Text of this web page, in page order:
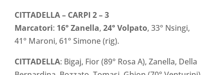
CITTADELLA – CARPI 2 – 3
Marcatori: 16° Zanella, 24° Volpato, 33° Nsingi,
41° Maroni, 61° Simone (rig).
CITTADELLA: Bigaj, Fior (89° Rosa A), Zanella, Della